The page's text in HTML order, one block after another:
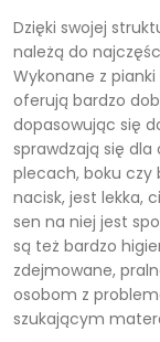
Dzięki swojej
należą do
Wykonane z
oferują bardzo
dopasowując się
sprawdzają się
plecach, boku czy
nacisk, jest lekka,
sen na niej jest
są też bardzo
zdejmowane,
osobom z
szukającym